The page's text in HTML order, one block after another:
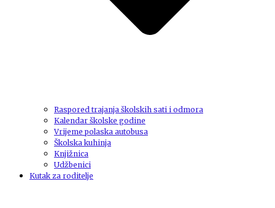
Raspored trajanja školskih sati i odmora
Kalendar školske godine
Vrijeme polaska autobusa
Školska kuhinja
Knjižnica
Udžbenici
Kutak za roditelje